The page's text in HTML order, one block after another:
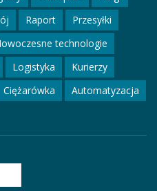
Raport
Przesyłki
technologie
Logistyka
Kurierzy
Ciężarówka Automatyzacja